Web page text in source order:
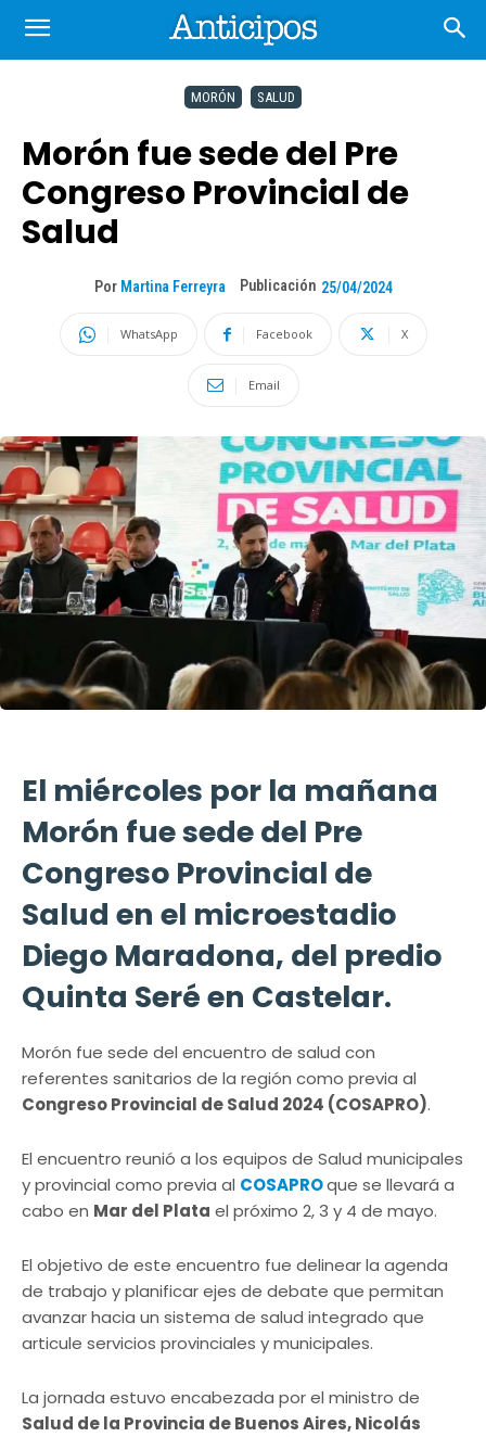
MORÓN SALUD
Morón fue sede del Pre
Congreso Provincial de
Salud
Por Martina Ferreyra Publicación 25/04/2024
WhatsApp Facebook X
Email
El miércoles por la mañana
Morón fue sede del Pre
Congreso Provincial de
Salud en el microestadio
Diego Maradona, del predio
Quinta Seré en Castelar.
Morón fue sede del encuentro de salud con
referentes sanitarios de la región como previa al
Congreso Provincial de Salud 2024 (COSAPRO).
El encuentro reunió a los equipos de Salud municipales
y provincial como previa al COSAPROque se llevará a
cabo en Mar del Plata el próximo 2, 3 y 4 de mayo.
El objetivo de este encuentro fue delinear la agenda
de trabajo y planificar ejes de debate que permitan
avanzar hacia un sistema de salud integrado que
articule servicios provinciales y municipales.
La jornada estuvo encabezada por el ministro de
Salud de la Provincia de Buenos Aires, Nicolás